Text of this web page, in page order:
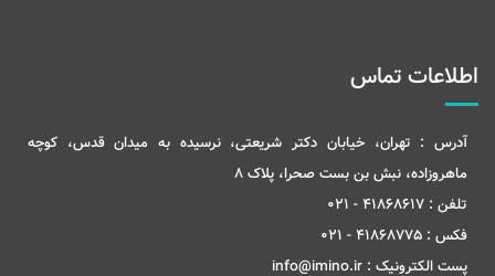
اطلاعات تماس
آدرس : تهران، خیابان دکتر شریعتی، نرسیده به میدان قدس، کوچه
ماهروزاده، نبش بن بست صحرا، پلاک 8
تلفن : 41868617 - 021
فکس : 41868775 - 021
پست الکترونیک : info@imino.ir